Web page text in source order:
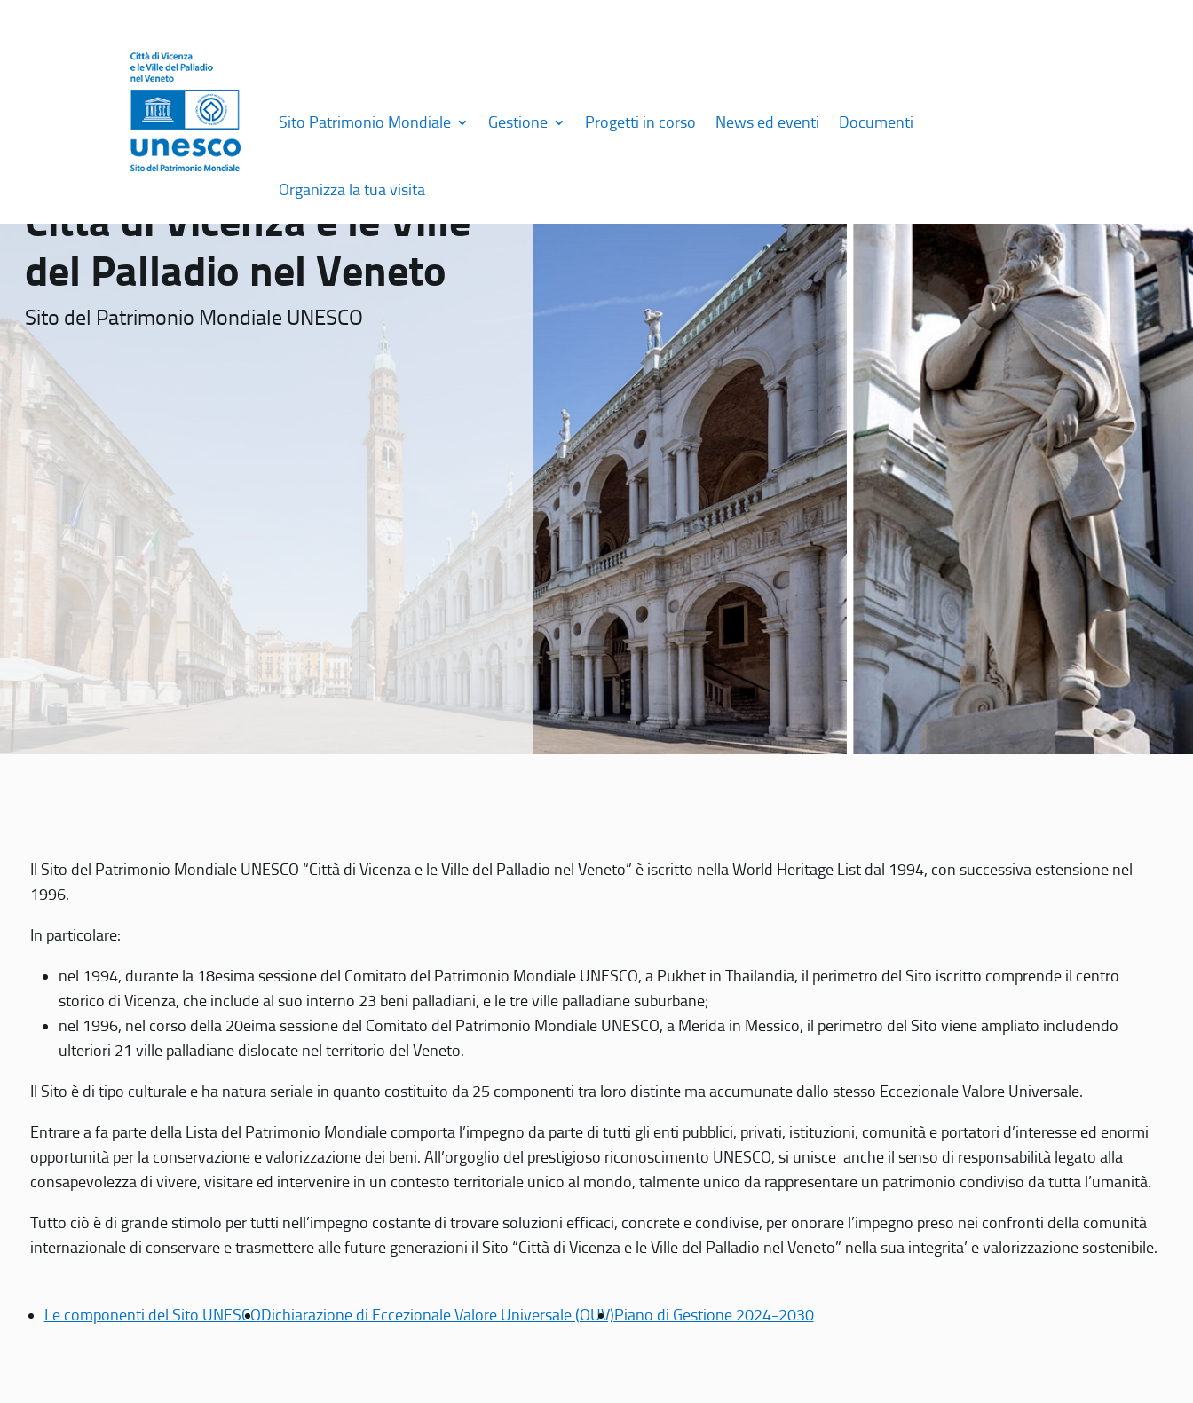
Sito Patrimonio Mondiale Gestione Progetti in corso News ed eventi Documenti
Organizza la tua visita
Città di Vicenza e le Ville
del Palladio nel Veneto
Sito del Patrimonio Mondiale UNESCO
Il Sito del Patrimonio Mondiale UNESCO “Città di Vicenza e le Ville del Palladio nel Veneto” è iscritto nella World Heritage List dal 1994, con successiva estensione nel
1996.
In particolare:
nel 1994, durante la 18esima sessione del Comitato del Patrimonio Mondiale UNESCO, a Pukhet in Thailandia, il perimetro del Sito iscritto comprende il centro
storico di Vicenza, che include al suo interno 23 beni palladiani, e le tre ville palladiane suburbane;
nel 1996, nel corso della 20eima sessione del Comitato del Patrimonio Mondiale UNESCO, a Merida in Messico, il perimetro del Sito viene ampliato includendo
ulteriori 21 ville palladiane dislocate nel territorio del Veneto.
Il Sito è di tipo culturale e ha natura seriale in quanto costituito da 25 componenti tra loro distinte ma accumunate dallo stesso Eccezionale Valore Universale.
Entrare a fa parte della Lista del Patrimonio Mondiale comporta l’impegno da parte di tutti gli enti pubblici, privati, istituzioni, comunità e portatori d’interesse ed enormi
opportunità per la conservazione e valorizzazione dei beni. All’orgoglio del prestigioso riconoscimento UNESCO, si unisce anche il senso di responsabilità legato alla
consapevolezza di vivere, visitare ed intervenire in un contesto territoriale unico al mondo, talmente unico da rappresentare un patrimonio condiviso da tutta l’umanità.
Tutto ciò è di grande stimolo per tutti nell’impegno costante di trovare soluzioni efficaci, concrete e condivise, per onorare l’impegno preso nei confronti della comunità
internazionale di conservare e trasmettere alle future generazioni il Sito “Città di Vicenza e le Ville del Palladio nel Veneto” nella sua integrita’ e valorizzazione sostenibile.
Le componenti del Sito UNESCODichiarazione di Eccezionale Valore Universale (OUV)Piano di Gestione 2024-2030